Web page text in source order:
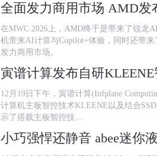
在MWC 2026上，AMD终于是带来了锐龙
机带来AI计算与Copilot+体验，同时还带
发力商用市场。
12月19日下午，寅谱计算(Infplane
计算机主板智控技术KLEENE以及结合
示了搭载主板智控技…